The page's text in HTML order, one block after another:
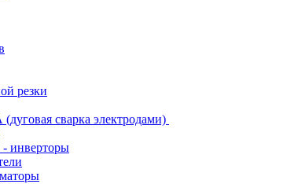
резки
сварка электродами)
инверторы